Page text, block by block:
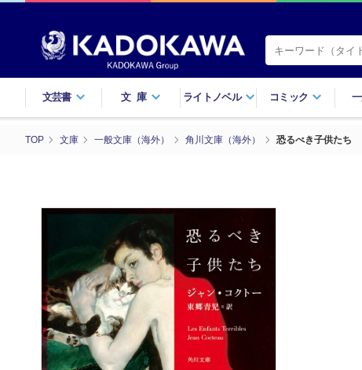
文芸書 文庫 ライトノベル コミック
TOP 文庫 一般文庫（海外） 角川文庫（海外） 恐るべき子供たち